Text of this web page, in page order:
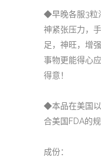
◆早晚各服3粒
神紧张压力，
足，神旺，增
事物更能得心
得意！
◆本品在美国
合美国FDA的
成份：